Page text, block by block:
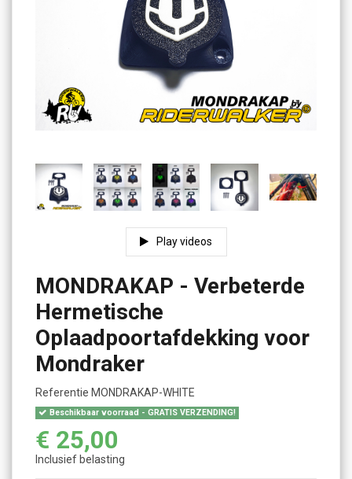
Play videos
MONDRAKAP - Verbeterde
Hermetische
Oplaadpoortafdekking voor
Mondraker
Referentie MONDRAKAP-WHITE
Beschikbaar voorraad - GRATIS VERZENDING!
€ 25,00
Inclusief belasting